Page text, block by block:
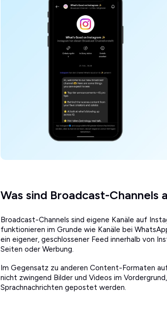
Was sind Broadcast-Channels
Broadcast-Channels sind eigene Kanäle auf
funktionieren im Grunde wie Kanäle bei
ein eigener, geschlossener Feed innerhalb von
Seiten oder Werbung.
Im Gegensatz zu anderen Content-Formaten
nicht zwingend Bilder und Videos im
Sprachnachrichten gepostet werden.